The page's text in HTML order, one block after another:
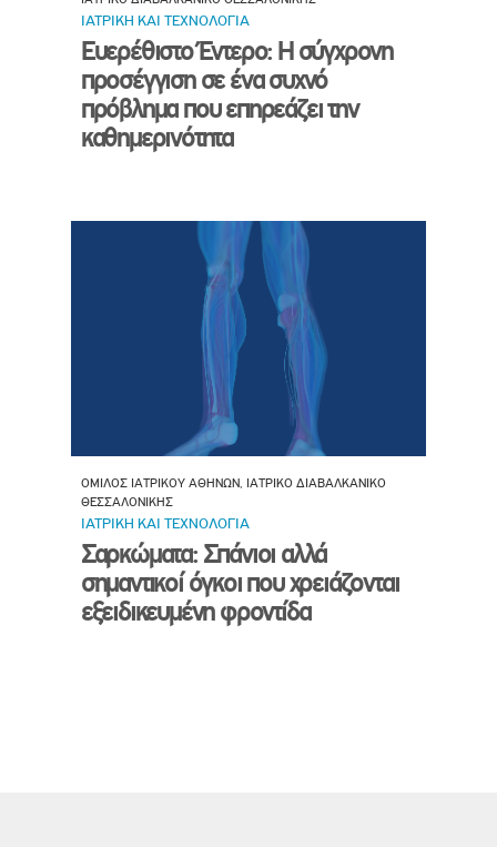
ΙΑΤΡΙΚΗ ΚΑΙ ΤΕΧΝΟΛΟΓΙΑ
Ευερέθιστο Έντερο: Η σύγχρονη
προσέγγιση σε ένα συχνό
πρόβλημα που επηρεάζει την
καθημερινότητα
ΟΜΙΛΟΣ ΙΑΤΡΙΚΟΥ ΑΘΗΝΩΝ, ΙΑΤΡΙΚΟ ΔΙΑΒΑΛΚΑΝΙΚΟ
ΘΕΣΣΑΛΟΝΙΚΗΣ
ΙΑΤΡΙΚΗ ΚΑΙ ΤΕΧΝΟΛΟΓΙΑ
Σαρκώματα: Σπάνιοι αλλά
σημαντικοί όγκοι που χρειάζονται
εξειδικευμένη φροντίδα